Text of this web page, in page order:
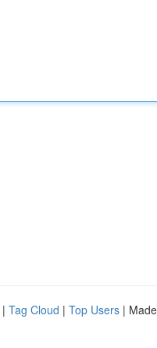
| Tag Cloud | Top Users |